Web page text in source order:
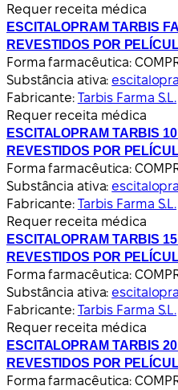
Requer receita médica
ESCITALOPRAM TARBIS
REVESTIDOS POR
Forma farmacêutica:
Substância ativa:
Fabricante: Tarbis Farma S.L.
Requer receita médica
ESCITALOPRAM TARBIS
REVESTIDOS POR
Forma farmacêutica:
Substância ativa:
Fabricante: Tarbis Farma S.L.
Requer receita médica
ESCITALOPRAM TARBIS
REVESTIDOS POR
Forma farmacêutica:
Substância ativa:
Fabricante: Tarbis Farma S.L.
Requer receita médica
ESCITALOPRAM TARBIS
REVESTIDOS POR
Forma farmacêutica: